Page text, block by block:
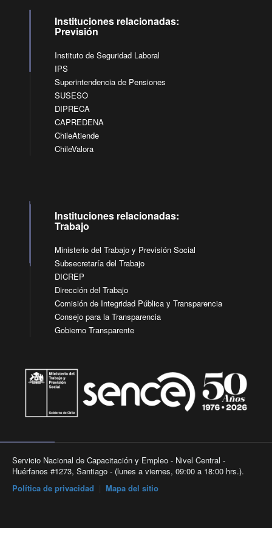
Instituciones relacionadas:
Previsión
Instituto de Seguridad Laboral
IPS
Superintendencia de Pensiones
SUSESO
DIPRECA
CAPREDENA
ChileAtiende
ChileValora
Instituciones relacionadas:
Trabajo
Ministerio del Trabajo y Previsión Social
Subsecretaría del Trabajo
DICREP
Dirección del Trabajo
Comisión de Integridad Pública y Transparencia
Consejo para la Transparencia
Gobierno Transparente
Servicio Nacional de Capacitación y Empleo - Nivel Central -
Huérfanos #1273, Santiago - (lunes a viernes, 09:00 a 18:00 hrs.).
Política de privacidad
Mapa del sitio